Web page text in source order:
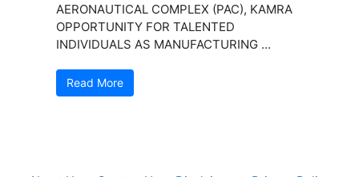
AERONAUTICAL COMPLEX (PAC), KAMRA
OPPORTUNITY FOR TALENTED
INDIVIDUALS AS MANUFACTURING ...
Read More